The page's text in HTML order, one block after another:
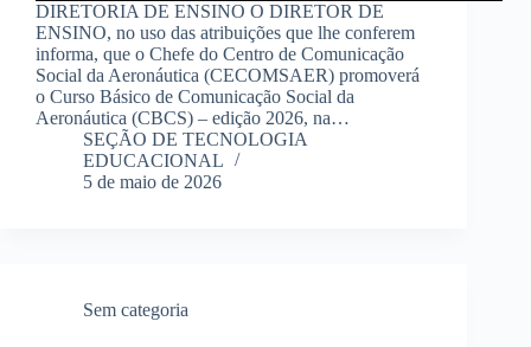
DIRETORIA DE ENSINO O DIRETOR DE
ENSINO, no uso das atribuições que lhe conferem
informa, que o Chefe do Centro de Comunicação
Social da Aeronáutica (CECOMSAER) promoverá
o Curso Básico de Comunicação Social da
Aeronáutica (CBCS) – edição 2026, na…
SEÇÃO DE TECNOLOGIA
EDUCACIONAL
5 de maio de 2026
Sem categoria